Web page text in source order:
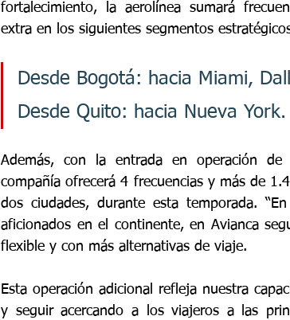
fortalecimiento, la aerolínea sumará
extra en los siguientes segmentos
Desde Bogotá: hacia Miami,
Desde Quito: hacia Nueva York.
Además, con la entrada en operación de
compañía ofrecerá 4 frecuencias y más de
dos ciudades, durante esta temporada.
aficionados en el continente, en Avianca
flexible y con más alternativas de viaje.
Esta operación adicional refleja nuestra
y seguir acercando a los viajeros a las